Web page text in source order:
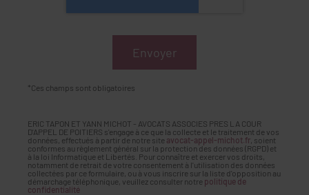
*Ces champs sont obligatoires
ERIC TAPON ET YANN MICHOT - AVOCATS ASSOCIES PRES LA COUR
D'APPEL DE POITIERS s'engage à ce que la collecte et le traitement de vos
données, effectués à partir de notre site avocat-appel-michot.fr , soient
conformes au règlement général sur la protection des données (RGPD) et
à la loi Informatique et Libertés. Pour connaître et exercer vos droits,
notamment de retrait de votre consentement à l'utilisation des données
collectées par ce formulaire, ou à vous inscrire sur la liste d'opposition au
démarchage téléphonique, veuillez consulter notre politique de
confidentialité